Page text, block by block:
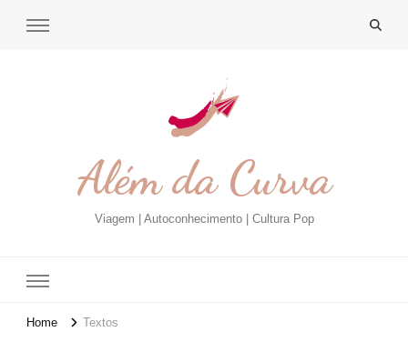
Além da Curva
Viagem | Autoconhecimento | Cultura Pop
Home Textos